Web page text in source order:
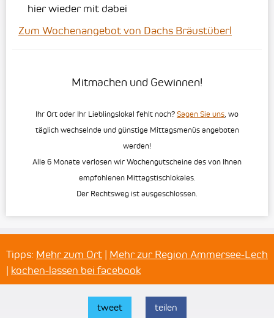
hier wieder mit dabei
Zum Wochenangebot von Dachs Bräustüberl
Mitmachen und Gewinnen!
Ihr Ort oder Ihr Lieblingslokal fehlt noch? Sagen Sie uns , wo
täglich wechselnde und günstige Mittagsmenüs angeboten
werden!
Alle 6 Monate verlosen wir Wochengutscheine des von Ihnen
empfohlenen Mittagstischlokales.
Der Rechtsweg ist ausgeschlossen.
Tipps: Mehr zum Ort
Mehr zur Region Ammersee-Lech
kochen-lassen bei facebook
tweet teilen